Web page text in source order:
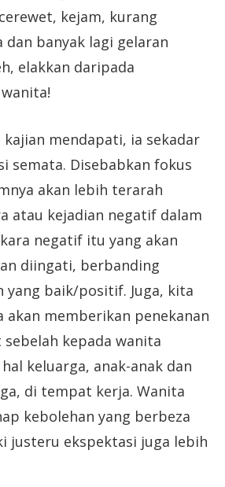
kejam, kurang
banyak lagi gelaran
elakkan daripada
mendapati, ia sekadar
semata. Disebabkan fokus
akan lebih terarah
atau kejadian negatif dalam
negatif itu yang akan
diingati, berbanding
yang baik/positif. Juga, kita
akan memberikan penekanan
kepada wanita
keluarga, anak-anak dan
di tempat kerja. Wanita
kebolehan yang berbeza
justeru ekspektasi juga lebih